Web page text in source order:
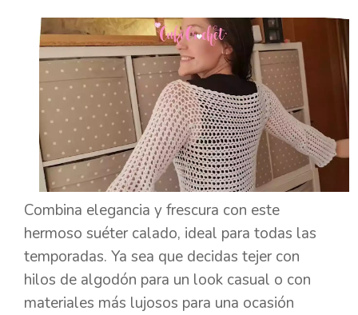
Combina elegancia y frescura con este
hermoso suéter calado, ideal para todas las
temporadas. Ya sea que decidas tejer con
hilos de algodón para un look casual o con
materiales más lujosos para una ocasión